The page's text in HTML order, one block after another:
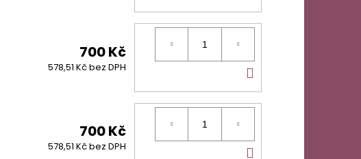
KOŠÍKU
700 Kč
578,51 Kč bez DPH
KOŠÍKU
700 Kč
578,51 Kč bez DPH